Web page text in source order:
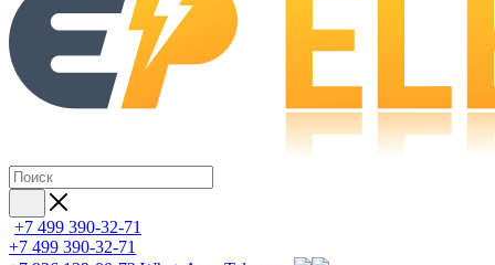
+7 499 390-32-71
+7 499 390-32-71